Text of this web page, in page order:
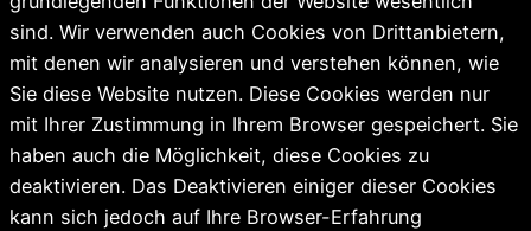
sind. Wir verwenden auch Cookies von Drittanbietern,
mit denen wir analysieren und verstehen können, wie
Sie diese Website nutzen. Diese Cookies werden nur
mit Ihrer Zustimmung in Ihrem Browser gespeichert. Sie
haben auch die Möglichkeit, diese Cookies zu
deaktivieren. Das Deaktivieren einiger dieser Cookies
kann sich jedoch auf Ihre Browser-Erfahrung